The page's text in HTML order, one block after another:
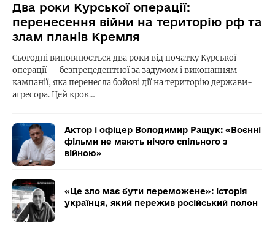
Два роки Курської операції:
перенесення війни на територію рф та
злам планів Кремля
Сьогодні виповнюється два роки від початку Курської
операції — безпрецедентної за задумом і виконанням
кампанії, яка перенесла бойові дії на територію держави-
агресора. Цей крок…
Актор і офіцер Володимир Ращук: «Воєнні
фільми не мають нічого спільного з
війною»
«Це зло має бути переможене»: історія
українця, який пережив російський полон